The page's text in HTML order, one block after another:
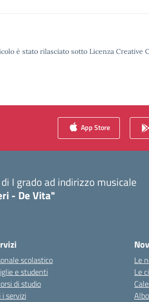
è stato rilasciato sotto Licenza Creative
App Store
I grado ad indirizzo musicale
- De Vita"
scolastico
e studenti
di studio
servizi
Le
Le